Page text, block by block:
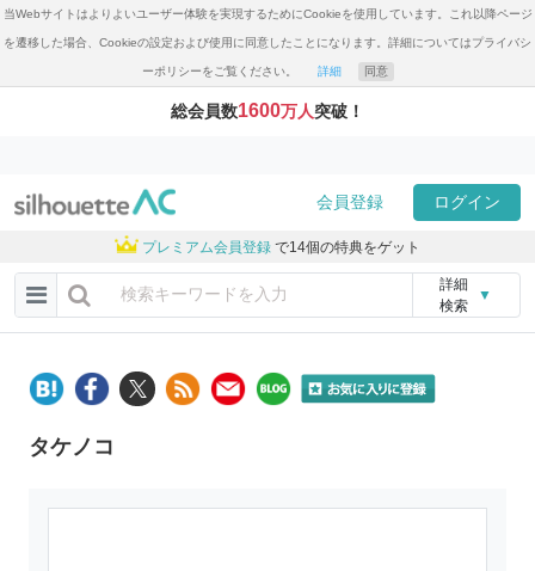
当Webサイトはよりよいユーザー体験を実現するためにCookieを使用しています。これ以降ページ
を遷移した場合、Cookieの設定および使用に同意したことになります。詳細についてはプライバシ
ーポリシーをご覧ください。 詳細 同意
総会員数1600万人突破！
会員登録 ログイン
プレミアム会員登録 で14個の特典をゲット
詳細
検索
▼
タケノコ